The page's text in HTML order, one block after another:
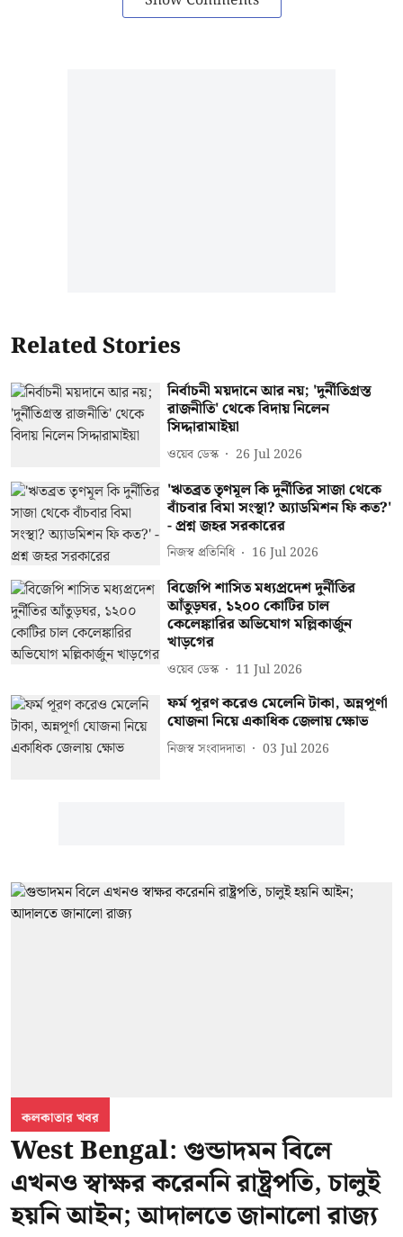
Related Stories
নির্বাচনী ময়দানে আর নয়; 'দুর্নীতিগ্রস্ত
রাজনীতি' থেকে বিদায় নিলেন
সিদ্দারামাইয়া
ওয়েব ডেস্ক 26 Jul 2026
'ঋতব্রত তৃণমূল কি দুর্নীতির সাজা থেকে
বাঁচবার বিমা সংস্থা? অ্যাডমিশন ফি কত?'
- প্রশ্ন জহর সরকারের
নিজস্ব প্রতিনিধি 16 Jul 2026
বিজেপি শাসিত মধ্যপ্রদেশ দুর্নীতির
আঁতুড়ঘর, ১২০০ কোটির চাল
কেলেঙ্কারির অভিযোগ মল্লিকার্জুন
খাড়গের
ওয়েব ডেস্ক 11 Jul 2026
ফর্ম পূরণ করেও মেলেনি টাকা, অন্নপূর্ণা
যোজনা নিয়ে একাধিক জেলায় ক্ষোভ
নিজস্ব সংবাদদাতা 03 Jul 2026
কলকাতার খবর
West Bengal: গুন্ডাদমন বিলে
এখনও স্বাক্ষর করেননি রাষ্ট্রপতি, চালুই
হয়নি আইন; আদালতে জানালো রাজ্য